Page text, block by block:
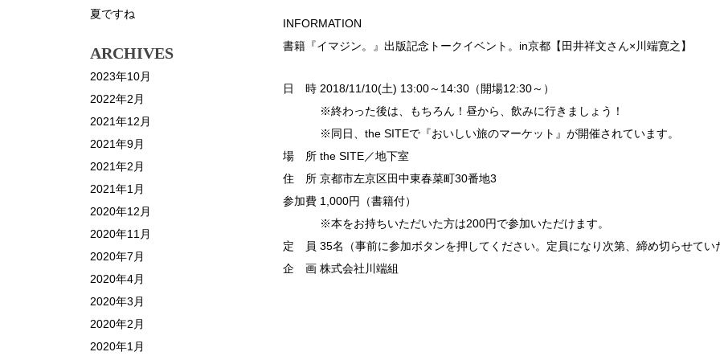
INFORMATION
書籍『イマジン。』出版記念トークイベント。in京都【田井祥文さん×川端寛之】
日 時 2018/11/10(土) 13:00～14:30（開場12:30～）
※終わった後は、もちろん！昼から、飲みに行きましょう！
※同日、the SITEで『おいしい旅のマーケット』が開催されています。
場 所 the SITE／地下室
住 所 京都市左京区田中東春菜町30番地3
参加費 1,000円（書籍付）
※本をお持ちいただいた方は200円で参加いただけます。
定 員 35名（事前に参加ボタンを押してください。定員になり次第、締め切らせてい
企 画 株式会社川端組
夏ですね
ARCHIVES
2023年10月
2022年2月
2021年12月
2021年9月
2021年2月
2021年1月
2020年12月
2020年11月
2020年7月
2020年4月
2020年3月
2020年2月
2020年1月